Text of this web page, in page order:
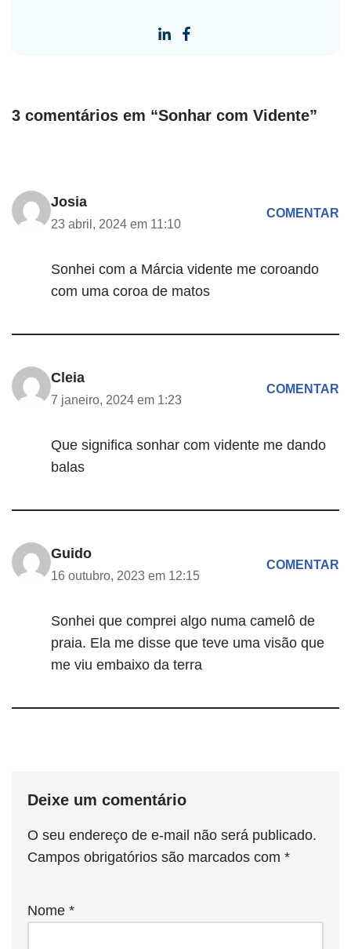
3 comentários em “Sonhar com Vidente”
Josia
23 abril, 2024 em 11:10
COMENTAR
Sonhei com a Márcia vidente me coroando
com uma coroa de matos
Cleia
7 janeiro, 2024 em 1:23
COMENTAR
Que significa sonhar com vidente me dando
balas
Guido
16 outubro, 2023 em 12:15
COMENTAR
Sonhei que comprei algo numa camelô de
praia. Ela me disse que teve uma visão que
me viu embaixo da terra
Deixe um comentário
O seu endereço de e-mail não será publicado.
Campos obrigatórios são marcados com *
Nome *